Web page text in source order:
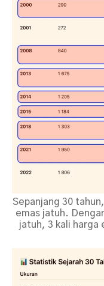
Sepanjang 30
emas jatuh.
jatuh, 3 kali harga